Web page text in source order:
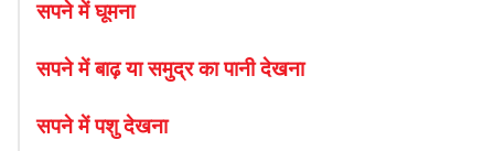
सपने में घूमना
सपने में बाढ़ या समुद्र का पानी देखना
सपने में पशु देखना